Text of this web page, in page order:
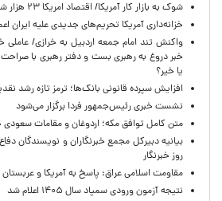
شوک به بازار کار آمریکا/ اقتصاد امریکا ۲۳ هزار شغل از دست داد
خزانه‌داری آمریکا تحریم‌های جدیدی علیه ایران
واکنش تند امام جمعه اردبیل به خرازی/
خبر دروغ به رهبری بست و دفتر رهبری با صراحت
یا خیر؟
افزایش سپرده قانونی بانک‌ها؛ ترمز تازه رشد
نشست خبری رئیس‌جمهور فردا برگزار می‌شود
متن کامل توافق مکه؛ اردوغان و مقامات سعودی
بیانیه دبیرکل مجمع خبرنگاران و نویسندگان
روز خبرنگار
مقاومت اسلامی عراق: پاسخ به آمریکا و عربستان
نتیجه آزمون ورودی سمپاد سال ۱۴۰۵ اعلام شد